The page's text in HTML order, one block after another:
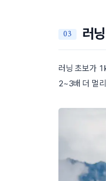
러
러닝 초보가
2~3배 더 멀